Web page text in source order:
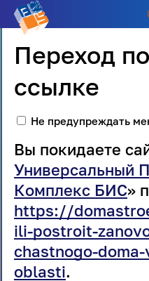
Переход
ссылке
Не предупреждать
Вы покидаете
Универсальный
Комплекс БИС»
https://
ili-postroit-
chastnogo-
oblasti.